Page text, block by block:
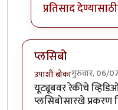
प्रतिसाद देण्यासाठी
प्लसिबो
उपाशी बोकागुरुवार, 06/
यूट्यूबवर रेकीचे
प्लसिबोसारखे